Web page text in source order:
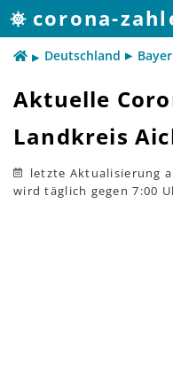
corona-
Deutschland
Aktuelle
Landkreis
letzte Aktualisierung